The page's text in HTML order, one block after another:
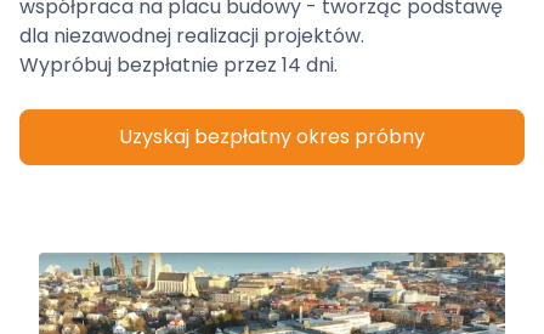
współpraca na placu budowy - tworząc podstawę
dla niezawodnej realizacji projektów.
Wypróbuj bezpłatnie przez 14 dni.
Uzyskaj bezpłatny okres próbny